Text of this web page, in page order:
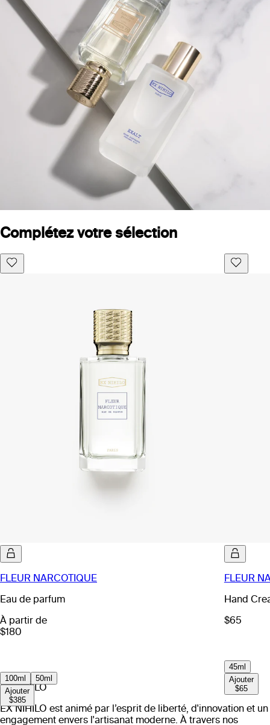
Complétez votre sélection
FLEUR NARCOTIQUE
Eau de parfum
À partir de
$180
100ml
50ml
Ajouter
$385
FLEUR
Hand
$65
45ml
Ajouter
$65
EX NIHILO
EX NIHILO est animé par l’esprit de liberté, d'innovation et un
engagement envers l'artisanat moderne. À travers nos